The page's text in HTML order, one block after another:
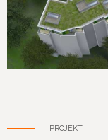
PROJEKT